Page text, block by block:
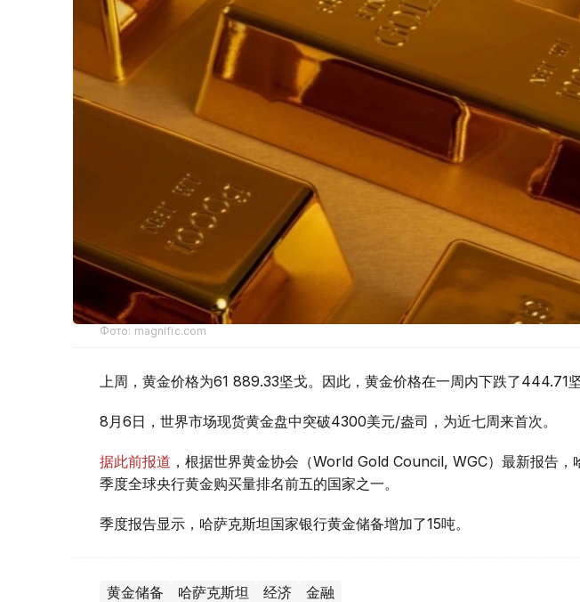
Фото: magnific.com
上周，黄金价格为61 889.33坚戈。因此，黄金价格在一周内下跌了444.71坚
8月6日，世界市场现货黄金盘中突破4300美元/盎司，为近七周来首次。
据此前报道 ，根据世界黄金协会（World Gold Council, WGC）最新报告，
季度全球央行黄金购买量排名前五的国家之一。
季度报告显示，哈萨克斯坦国家银行黄金储备增加了15吨。
黄金储备 哈萨克斯坦 经济 金融